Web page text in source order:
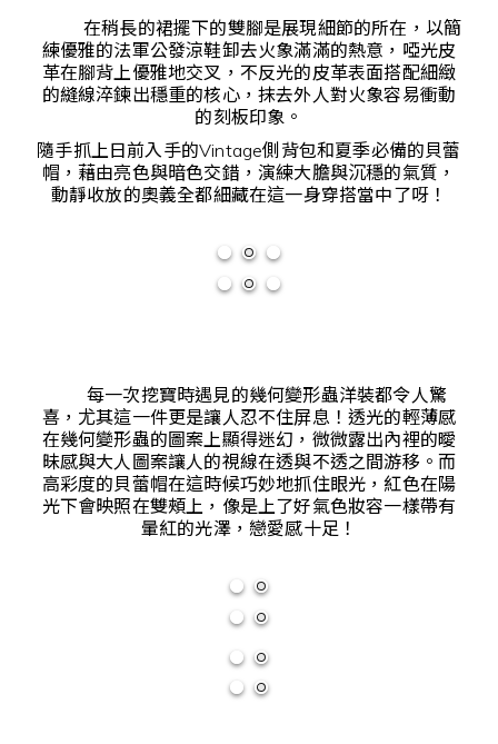
在稍長的裙擺下的雙腳是展現細節的所在，以簡
練優雅的法軍公發涼鞋卸去火象滿滿的熱意，啞光皮
革在腳背上優雅地交叉，不反光的皮革表面搭配細緻
的縫線淬鍊出穩重的核心，抹去外人對火象容易衝動
的刻板印象。
隨手抓上日前入手的Vintage側背包和夏季必備的貝蕾
帽，藉由亮色與暗色交錯，演練大膽與沉穩的氣質，
動靜收放的奧義全都細藏在這一身穿搭當中了呀！
每一次挖寶時遇見的幾何變形蟲洋裝都令人驚
喜，尤其這一件更是讓人忍不住屏息！透光的輕薄感
在幾何變形蟲的圖案上顯得迷幻，微微露出內裡的曖
昧感與大人圖案讓人的視線在透與不透之間游移。而
高彩度的貝蕾帽在這時候巧妙地抓住眼光，紅色在陽
光下會映照在雙頰上，像是上了好氣色妝容一樣帶有
暈紅的光澤，戀愛感十足！